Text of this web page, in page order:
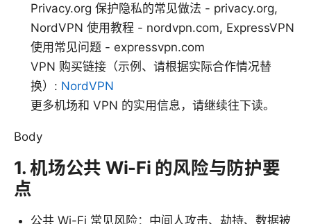
Privacy.org 保护隐私的常见做法 - privacy.org,
NordVPN 使用教程 - nordvpn.com, ExpressVPN
使用常见问题 - expressvpn.com
VPN 购买链接（示例、请根据实际合作情况替
换）: NordVPN
更多机场和 VPN 的实用信息，请继续往下读。
Body
1. 机场公共 Wi-Fi 的风险与防护要
点
公共 Wi-Fi 常见风险：中间人攻击、劫持、数据被